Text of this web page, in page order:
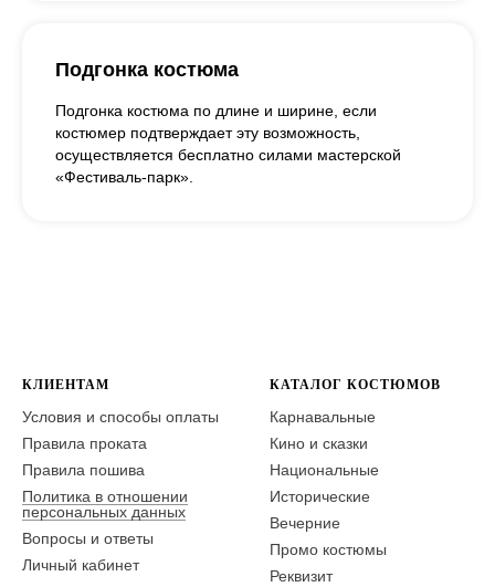
Подгонка костюма
Подгонка костюма по длине и ширине, если
костюмер подтверждает эту возможность,
осуществляется бесплатно силами мастерской
«Фестиваль-парк».
КЛИЕНТАМ
Условия и способы оплаты
Правила проката
Правила пошива
Политика в отношении
персональных данных
Вопросы и ответы
Личный кабинет
КАТАЛОГ КОСТЮМОВ
Карнавальные
Кино и сказки
Национальные
Исторические
Вечерние
Промо костюмы
Реквизит